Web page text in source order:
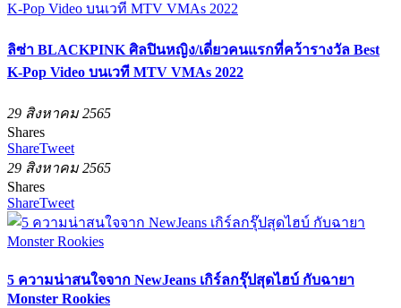
ลิซ่า BLACKPINK ศิลปินหญิง/เดี่ยวคนแรกที่คว้ารางวัล Best
K-Pop Video บนเวที MTV VMAs 2022
29 สิงหาคม 2565
Shares
ShareTweet
29 สิงหาคม 2565
Shares
ShareTweet
5 ความน่าสนใจจาก NewJeans เกิร์ลกรุ๊ปสุดไฮบ์ กับฉายา
Monster Rookies